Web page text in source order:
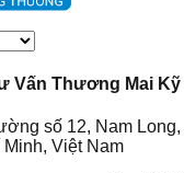
Vấn Thương Mai
số 12, Nam
Việt Nam